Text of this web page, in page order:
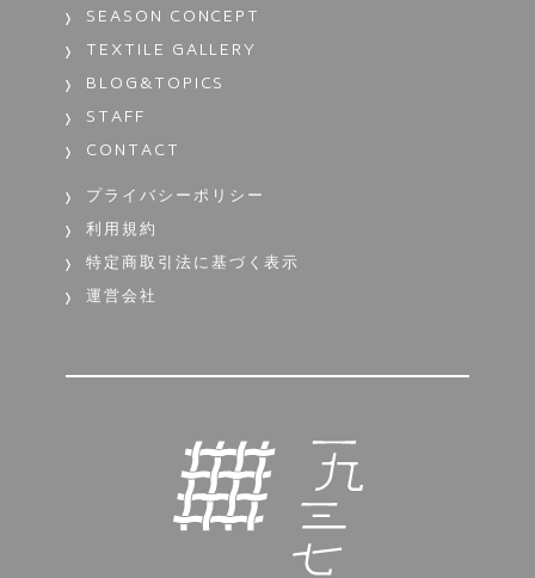
SEASON CONCEPT
TEXTILE GALLERY
BLOG&TOPICS
STAFF
CONTACT
プライバシーポリシー
利用規約
特定商取引法に基づく表示
運営会社